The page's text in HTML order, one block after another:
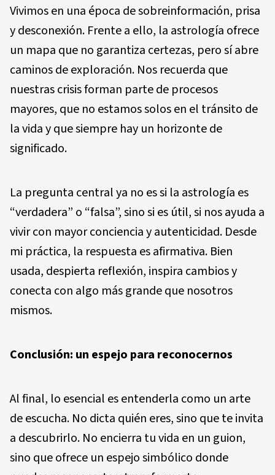
Vivimos en una época de sobreinformación, prisa
y desconexión. Frente a ello, la astrología ofrece
un mapa que no garantiza certezas, pero sí abre
caminos de exploración. Nos recuerda que
nuestras crisis forman parte de procesos
mayores, que no estamos solos en el tránsito de
la vida y que siempre hay un horizonte de
significado.
La pregunta central ya no es si la astrología es
“verdadera” o “falsa”, sino si es útil, si nos ayuda a
vivir con mayor conciencia y autenticidad. Desde
mi práctica, la respuesta es afirmativa. Bien
usada, despierta reflexión, inspira cambios y
conecta con algo más grande que nosotros
mismos.
Conclusión: un espejo para reconocernos
Al final, lo esencial es entenderla como un arte
de escucha. No dicta quién eres, sino que te invita
a descubrirlo. No encierra tu vida en un guion,
sino que ofrece un espejo simbólico donde